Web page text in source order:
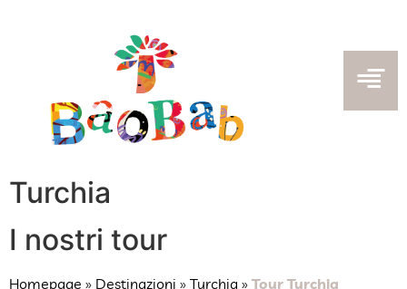
Turchia
I nostri tour
Homepage » Destinazioni » Turchia » Tour Turchia